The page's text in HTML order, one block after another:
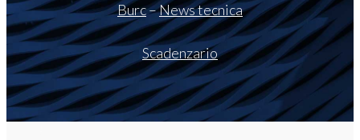
Burc–News tecnica
Scadenzario